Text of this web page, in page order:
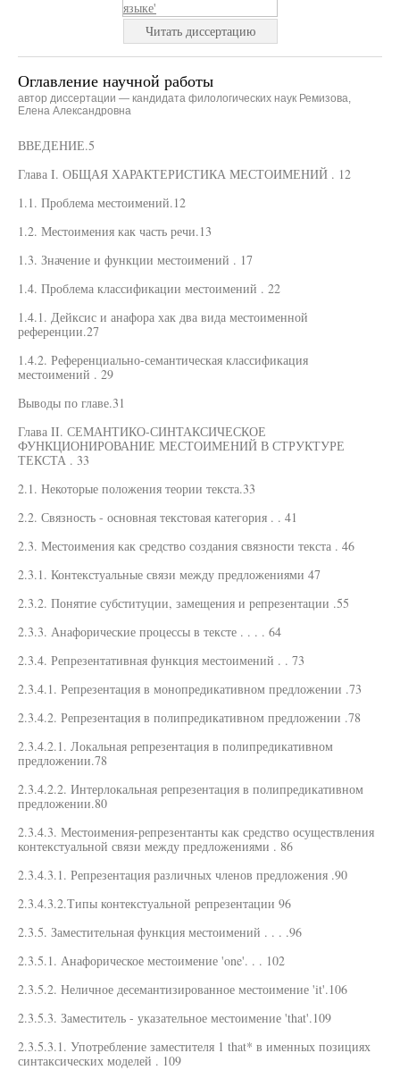
Читать диссертацию
Оглавление научной работы
автор диссертации — кандидата филологических наук Ремизова,
Елена Александровна
ВВЕДЕНИЕ.5
Глава I. ОБЩАЯ ХАРАКТЕРИСТИКА МЕСТОИМЕНИЙ . 12
1.1. Проблема местоимений.12
1.2. Местоимения как часть речи.13
1.3. Значение и функции местоимений . 17
1.4. Проблема классификации местоимений . 22
1.4.1. Дейксис и анафора хак два вида местоименной
референции.27
1.4.2. Референциально-семантическая классификация
местоимений . 29
Выводы по главе.31
Глава II. СЕМАНТИКО-СИНТАКСИЧЕСКОЕ
ФУНКЦИОНИРОВАНИЕ МЕСТОИМЕНИЙ В СТРУКТУРЕ
ТЕКСТА . 33
2.1. Некоторые положения теории текста.33
2.2. Связность - основная текстовая категория . . 41
2.3. Местоимения как средство создания связности текста . 46
2.3.1. Контекстуальные связи между предложениями 47
2.3.2. Понятие субституции, замещения и репрезентации .55
2.3.3. Анафорические процессы в тексте . . . . 64
2.3.4. Репрезентативная функция местоимений . . 73
2.3.4.1. Репрезентация в монопредикативном предложении .73
2.3.4.2. Репрезентация в полипредикативном предложении .78
2.3.4.2.1. Локальная репрезентация в полипредикативном
предложении.78
2.3.4.2.2. Интерлокальная репрезентация в полипредикативном
предложении.80
2.3.4.3. Местоимения-репрезентанты как средство осуществления
контекстуальной связи между предложениями . 86
2.3.4.3.1. Репрезентация различных членов предложения .90
2.3.4.3.2.Типы контекстуальной репрезентации 96
2.3.5. Заместительная функция местоимений . . . .96
2.3.5.1. Анафорическое местоимение 'one'. . . 102
2.3.5.2. Неличное десемантизированное местоимение 'it'.106
2.3.5.3. Заместитель - указательное местоимение 'that'.109
2.3.5.3.1. Употребление заместителя 1 that* в именных позициях
синтаксических моделей . 109